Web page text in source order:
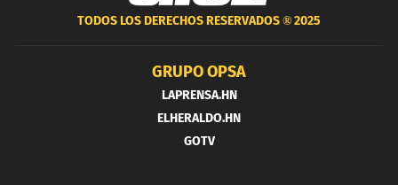
TODOS LOS DERECHOS RESERVADOS ®2025
GRUPO OPSA
LAPRENSA.HN
ELHERALDO.HN
GOTV